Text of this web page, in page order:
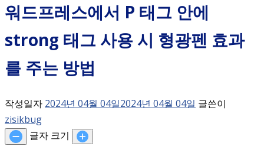
워드프레스에서 P 태그 안에
strong 태그 사용 시 형광펜 효과
를 주는 방법
작성일자 2024년 04월 04일2024년 04월 04일 글쓴이
zisikbug
글자 크기